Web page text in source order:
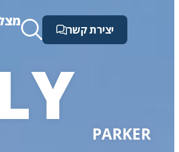
יצירת קשר
PARKER